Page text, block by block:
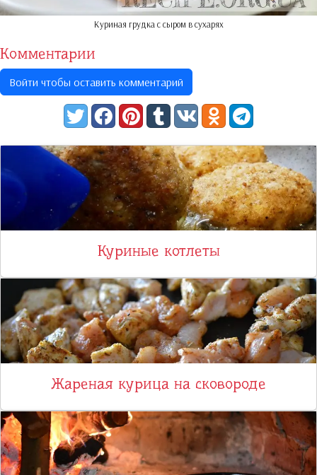
Куриная грудка с сыром в сухарях
Комментарии
Войти чтобы оставить комментарий
Куриные котлеты
Жареная курица на сковороде